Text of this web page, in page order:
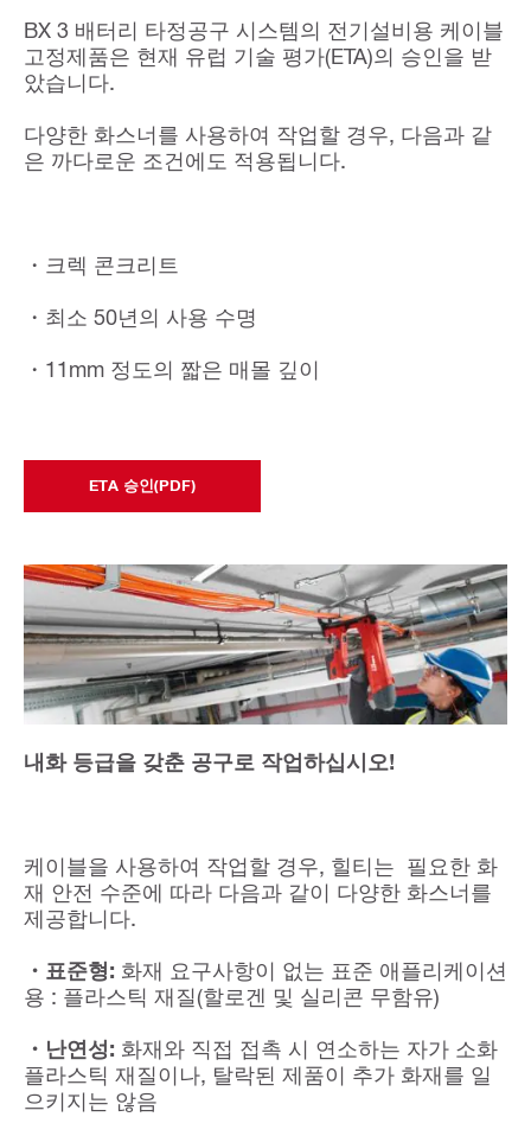
BX 3 배터리 타정공구 시스템의 전기설비용 케이블
고정제품은 현재 유럽 기술 평가(ETA)의 승인을 받
았습니다.
다양한 화스너를 사용하여 작업할 경우, 다음과 같
은 까다로운 조건에도 적용됩니다.
・크렉 콘크리트
・최소 50년의 사용 수명
・11mm 정도의 짧은 매몰 깊이
ETA 승인(PDF)
내화 등급을 갖춘 공구로 작업하십시오!
케이블을 사용하여 작업할 경우, 힐티는 필요한 화
재 안전 수준에 따라 다음과 같이 다양한 화스너를
제공합니다.
・표준형: 화재 요구사항이 없는 표준 애플리케이션
용 : 플라스틱 재질(할로겐 및 실리콘 무함유)
・난연성: 화재와 직접 접촉 시 연소하는 자가 소화
플라스틱 재질이나, 탈락된 제품이 추가 화재를 일
으키지는 않음